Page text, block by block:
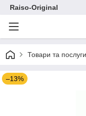
Raiso-Original
Товари та послуги
–13%